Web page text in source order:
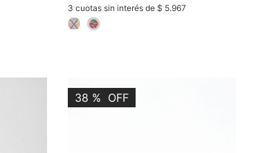
3 cuotas sin interés de $ 5.967
38 % OFF